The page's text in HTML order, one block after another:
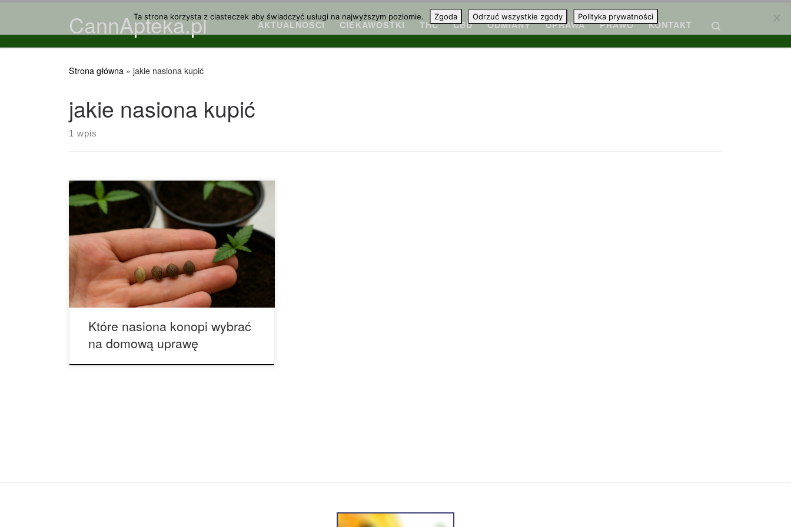
Przejdź do treściCannApteka.pl AKTUALNOŚCI CIEKAWOSTKI THC CBD ODMIANY UPRAWA PRAWO KONTAKT
Strona główna » jakie nasiona kupić
jakie nasiona kupić
1 wpis
Feminizowane, regularne i automatyczne nasiona
konopi – obszerny przewodnik oraz dogłębne
zestawienie najważniejszych rodzajów materiału
siewnego Współczesny segment nasion konopi
jest wyjątkowo rozbudowany, stale ewoluuje i
oferuje szeroki wachlarz zróżnicowanych odmian,
dlatego osoby dopiero zaczynające zgłębianie
tego zagadnienia szybko zauważają, że
określenie „nasiona konopi” obejmuje bardzo
wiele kategorii, grup i […]
Które nasiona konopi wybrać
na domową uprawę
Ta strona korzysta z ciasteczek aby świadczyć usługi na najwyższym poziomie. Zgoda Odrzuć wszystkie zgody Polityka prywatności